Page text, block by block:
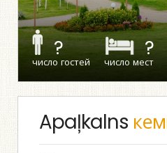
?
число гостей
?
число мест
Apaļkalns